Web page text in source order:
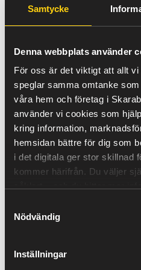
Samtycke
Denna webbplats använder
För oss är det viktigt att allt
speglar samma omtanke
våra hem och företag i
använder vi cookies som
kring information,
hemsidan bättre för dig som
i det digitala ger stor skillnad
kommer härifrån. Du väljer
Nödvändig
Inställningar
vind- och solkraft. När
priset kunde svänga
har timprisavtal eller följer
tydligt.
Volatilitet blev ett nyckelord
Elpriset i början
om fortsatt rörelse
Inledningen av 2026 visade
fortfarande är känslig.
Under januari steg
kombination av kallare väder
perioder med lägre
Den här typen av